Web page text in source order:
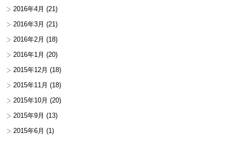
2016年4月 (21)
2016年3月 (21)
2016年2月 (18)
2016年1月 (20)
2015年12月 (18)
2015年11月 (18)
2015年10月 (20)
2015年9月 (13)
2015年6月 (1)